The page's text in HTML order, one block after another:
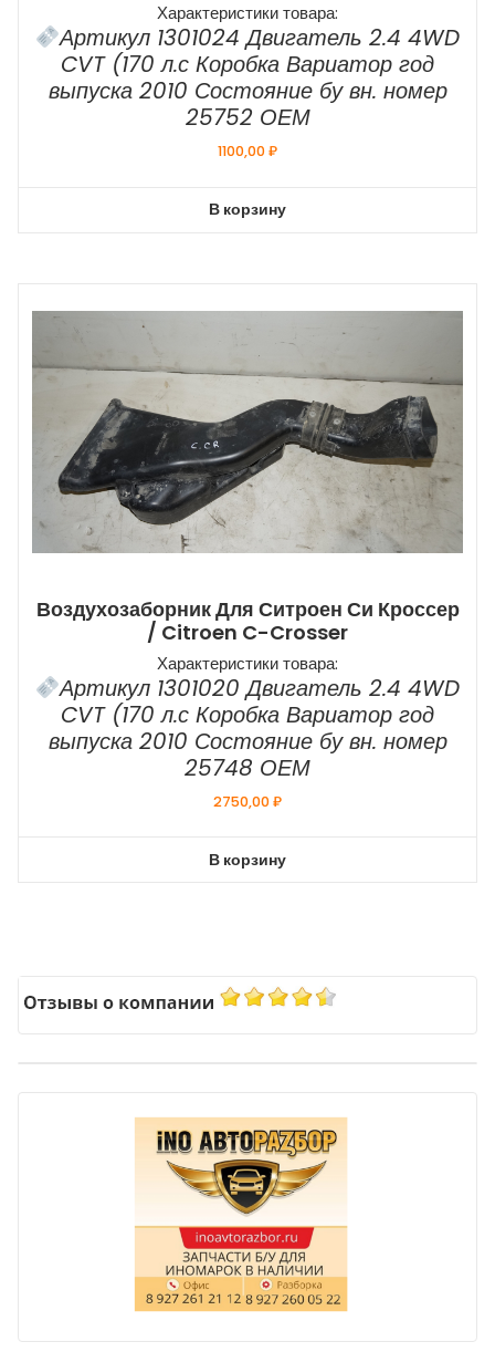
Характеристики товара:
Артикул 1301024 Двигатель 2.4 4WD
CVT (170 л.с Коробка Вариатор год
выпуска 2010 Состояние бу вн. номер
25752 ОЕМ
1100,00₽
В корзину
Воздухозаборник Для Ситроен Си Кроссер
/ Citroen C-Crosser
Характеристики товара:
Артикул 1301020 Двигатель 2.4 4WD
CVT (170 л.с Коробка Вариатор год
выпуска 2010 Состояние бу вн. номер
25748 ОЕМ
2750,00₽
В корзину